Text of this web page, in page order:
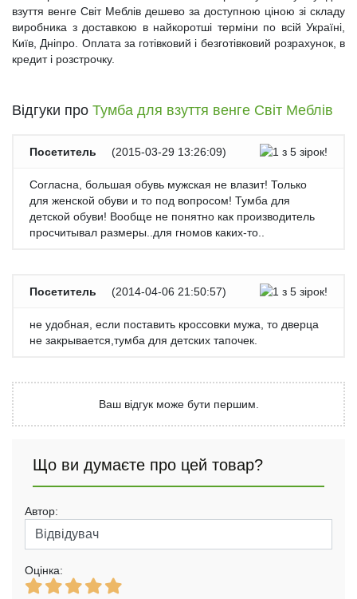
взуття венге Світ Меблів дешево за доступною ціною зі складу
виробника з доставкою в найкоротші терміни по всій Україні,
Київ, Дніпро. Оплата за готівковий і безготівковий розрахунок, в
кредит і розстрочку.
Відгуки про Тумба для взуття венге Світ Меблів
Посетитель (2015-03-29 13:26:09)
Согласна, большая обувь мужская не влазит! Только
для женской обуви и то под вопросом! Тумба для
детской обуви! Вообще не понятно как производитель
просчитывал размеры..для гномов каких-то..
Посетитель (2014-04-06 21:50:57)
не удобная, если поставить кроссовки мужа, то дверца
не закрывается,тумба для детских тапочек.
Ваш відгук може бути першим.
Що ви думаєте про цей товар?
Автор:
Оцінка: